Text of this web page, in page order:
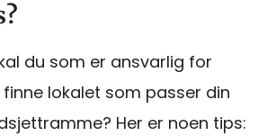
du som er ansvarlig for
lokalet som passer din
Her er noen tips: